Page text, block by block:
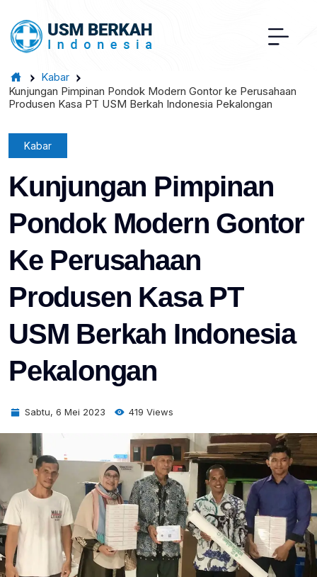
Kabar
Kunjungan Pimpinan Pondok Modern Gontor ke Perusahaan
Produsen Kasa PT USM Berkah Indonesia Pekalongan
Kabar
Kunjungan Pimpinan
Pondok Modern Gontor
Ke Perusahaan
Produsen Kasa PT
USM Berkah Indonesia
Pekalongan
Sabtu, 6 Mei 2023 419 Views